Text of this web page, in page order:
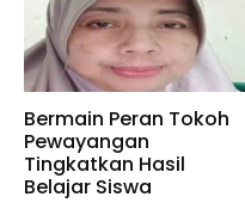
Bermain Peran Tokoh
Pewayangan
Tingkatkan Hasil
Belajar Siswa